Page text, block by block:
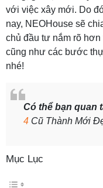
với việc xây mới. Do
nay, NEOHouse sẽ
chủ đầu tư nắm rõ hơn
cũng như các bước
nhé!
Có thể bạn quan
4 Cũ Thành Mới
Mục Lục